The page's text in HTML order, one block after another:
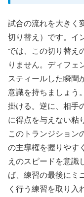
試合の流れを大きく
切り替え）です。イ
では、この切り替え
りません。ディフェ
スティールした瞬間
意識を持ちましょう
掛ける。逆に、相手
に得点を与えない粘
このトランジション
の主導権を握りやす
えのスピードを意識
ば、練習の最後にミ
く行う練習を取り入